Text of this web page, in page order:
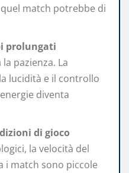
match potrebbe di
prolungati
pazienza. La
lucidità e il controllo
diventa
di gioco
la velocità del
i match sono piccole